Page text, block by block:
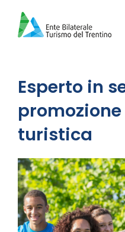
contenuto
Esperto in
turistica